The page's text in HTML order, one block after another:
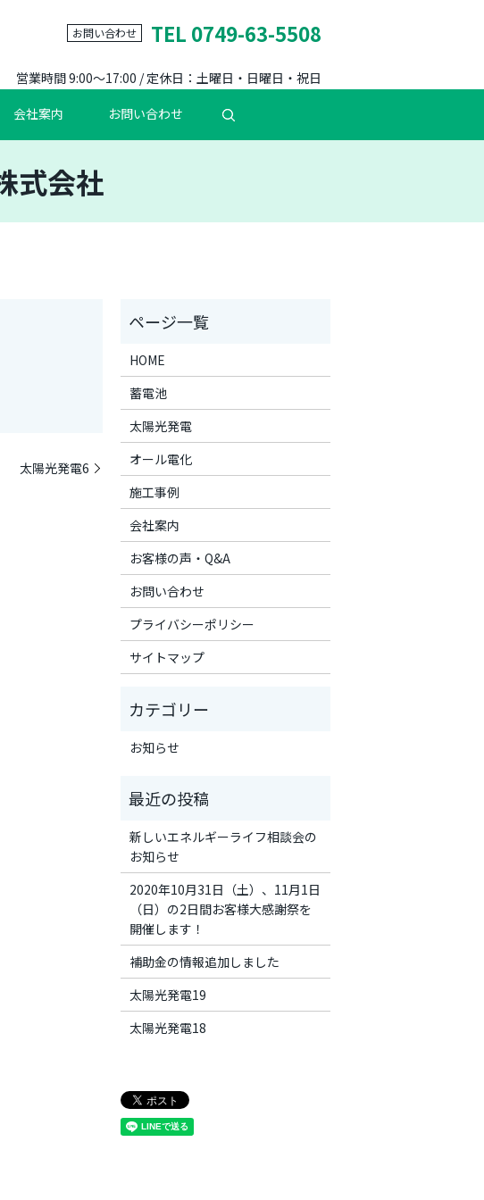
お問い合わせ TEL 0749-63-5508
営業時間 9:00～17:00 / 定休日：土曜日・日曜日・祝日
会社案内 お問い合わせ
式会社
太陽光発電6
HOME
蓄電池
太陽光発電
オール電化
施工事例
会社案内
お客様の声・Q&A
お問い合わせ
プライバシーポリシー
サイトマップ
お知らせ
新しいエネルギーライフ相談会の
お知らせ
2020年10月31日（土）、11月1日
（日）の2日間お客様大感謝祭を
開催します！
補助金の情報追加しました
太陽光発電19
太陽光発電18